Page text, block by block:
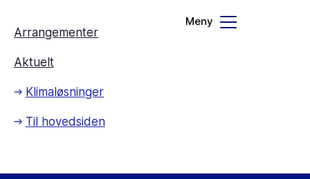
Arrangementer
Aktuelt
Klimaløsninger
Til hovedsiden